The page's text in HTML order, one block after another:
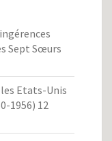
Sept Sœurs
Etats-Unis
1956) 12